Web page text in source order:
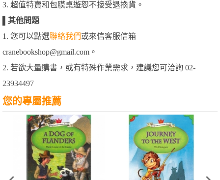
3. 超值特賣和包膜桌遊恕不接受退換貨。
其他問題
1. 您可以點選聯絡我們或來信客服信箱
cranebookshop@gmail.com。
2. 若欲大量購書，或有特殊作業需求，建議您可洽詢 02-
23934497
您的專屬推薦